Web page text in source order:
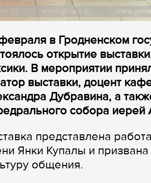
в Гродненском
открытие
В мероприятии
выставки, доцент
Дубравина, а
собора иерей
представлена
Янки Купалы и
общения.